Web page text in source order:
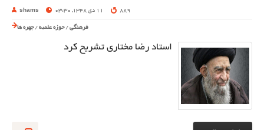
shams 11 دی 1348, 03:30 889
فرهنگی /حوزه علمیه /چهره ها
استاد رضا مختاری تشریح کرد